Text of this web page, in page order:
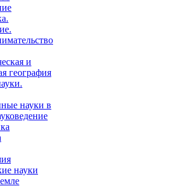
и
география
науки в
науки